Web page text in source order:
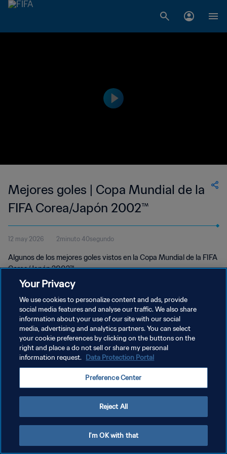
Mejores goles | Copa Mundial de la
FIFA Corea/Japón 2002™
12 may 2026 2minuto 40segundo
Algunos de los mejores goles vistos en la Copa Mundial de la FIFA
Corea/Japón 2002™
POLÍTICA DE PRIVACIDAD
TÉRMINOS DE SERVICIO
AJUSTAR LA CONFIGURACIÓN DE LAS COOKIES
Your Privacy
We use cookies to personalize content and ads, provide
social media features and analyse our traffic. We also share
information about your use of our site with our social
media, advertising and analytics partners. You can select
your cookie preferences by clicking on the buttons on the
right and place a do not sell or share my personal
information request. Data Protection Portal
Preference Center
Reject All
I'm OK with that